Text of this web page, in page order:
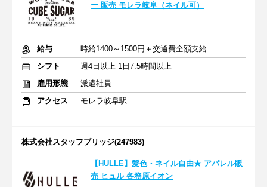
ー 販売 モレラ岐阜（ネイル可）
給与
時給1400～1500円＋交通費全額支給
シフト
週4日以上 1日7.5時間以上
雇用形態
派遣社員
アクセス
モレラ岐阜駅
株式会社スタッフブリッジ(247983)
【HULLE】髪色・ネイル自由★ アパレル販
売 ヒュル 各務原イオン